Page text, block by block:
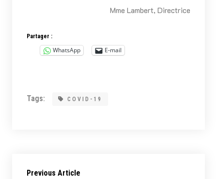
Mme Lambert, Directrice
Partager :
WhatsApp E-mail
Tags: COVID-19
Previous Article